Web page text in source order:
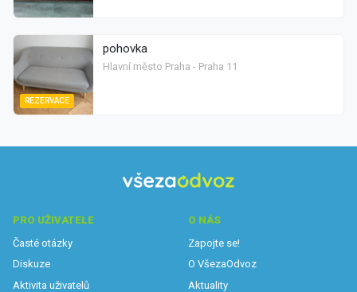
REZERVACE
pohovka
Hlavní město Praha - Praha 11
PRO UŽIVATELE
Časté otázky
Diskuze
Aktivita uživatelů
O NÁS
Zapojte se!
O VšezaOdvoz
Aktuality